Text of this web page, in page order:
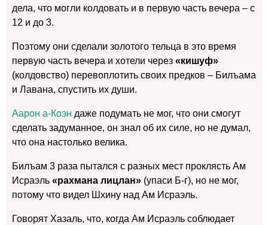
дела, что могли колдовать и в первую часть вечера – с
12 и до 3.
Поэтому они сделали золотого тельца в это время
первую часть вечера и хотели через «кишуф»
(колдовство) перевоплотить своих предков – Билъама
и Лавана, спустить их души.
Аарон а-Коэн даже подумать не мог, что они смогут
сделать задуманное, он знал об их силе, но не думал,
что она настолько велика.
Билъам 3 раза пытался с разных мест проклясть Ам
Исраэль «рахмана лицлан» (упаси Б-г), но не мог,
потому что видел Шхину над Ам Исраэль.
Говорят Хазаль, что, когда Ам Исраэль соблюдает